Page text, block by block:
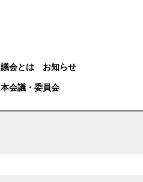
議会とは
お知らせ
本会議・委員会